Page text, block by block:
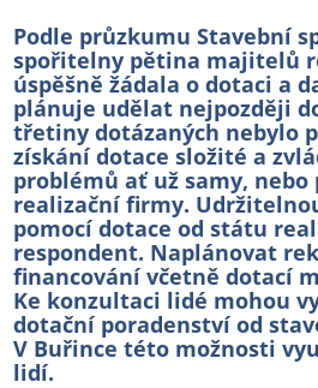
Podle průzkumu Stavební
spořitelny pětina majitelů
úspěšně žádala o dotaci a
plánuje udělat nejpozději
třetiny dotázaných nebylo
získání dotace složité a
problémů ať už samy,
realizační firmy.
pomocí dotace od státu
respondent. Naplánovat
financování včetně dotací
Ke konzultaci lidé mohou
dotační poradenství od
V Buřince této možnosti
lidí.